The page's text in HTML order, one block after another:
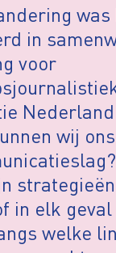
in
voor
Nederland
wij
in elk
welke